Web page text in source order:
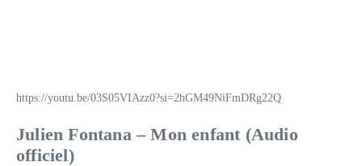
https://youtu.be/03S05VIAzz0?si=2hGM49NiFmDRg22Q
Julien Fontana – Mon enfant (Audio
officiel)